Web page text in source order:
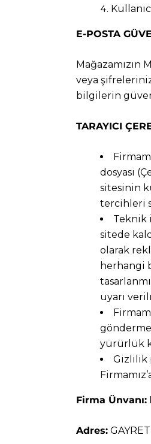
E-POSTA
Mağazamızın
veya
bilgilerin
TARAYICI
dosyası
sitesinin
tercihleri
Teknik
sitede
olarak
herhangi
uyarı
yürürlük
Gizlilik
Firma Ünvanı:
Adres: